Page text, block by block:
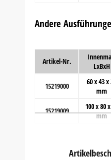
Andere
Artikel-Nr.
LxBxH
15219000
60 x 43 x
mm
15219009
100 x 80
mm